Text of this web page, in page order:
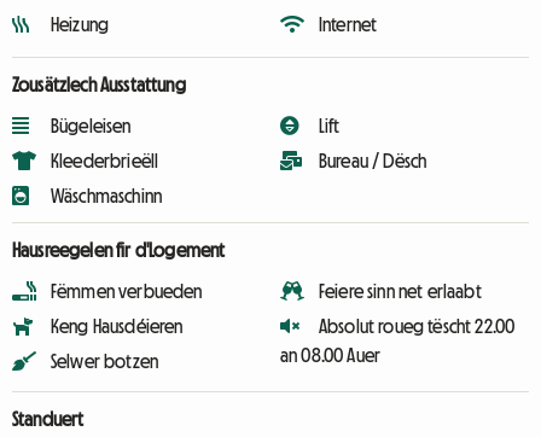
Heizung
Internet
Zousätzlech Ausstattung
Bügeleisen
Kleederbrieëll
Wäschmaschinn
Lift
Bureau / Dësch
Hausreegelen fir d'Logement
Fëmmen verbueden
Keng Hausdéieren
Selwer botzen
Feiere sinn net erlaabt
Absolut roueg tëscht 22.00
an 08.00 Auer
Standuert